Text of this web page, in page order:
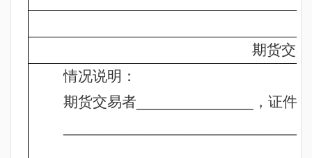
期货交
情况说明：
期货交易者______________
，证件